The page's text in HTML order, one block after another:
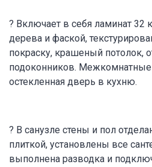
? Включает в себя ламинат 32
дерева и фаской,
покраску, крашеный потолок,
подоконников. Межкомнатные
остекленная дверь в кухню.
? В санузле стены и пол
плиткой, установлены все
выполнена разводка и